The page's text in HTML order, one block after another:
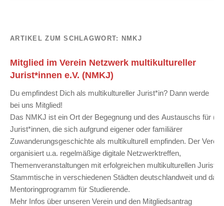
ARTIKEL ZUM SCHLAGWORT: NMKJ
Mitglied im Verein Netzwerk multikultureller
Jurist*innen e.V. (NMKJ)
Du empfindest Dich als multikultureller Jurist*in? Dann werde
bei uns Mitglied!
Das NMKJ ist ein Ort der Begegnung und des Austauschs für
Jurist*innen, die sich aufgrund eigener oder familiärer
Zuwanderungsgeschichte als multikulturell empfinden. Der Verein
organisiert u.a. regelmäßige digitale Netzwerktreffen,
Themenveranstaltungen mit erfolgreichen multikulturellen
Stammtische in verschiedenen Städten deutschlandweit und das
Mentoringprogramm für Studierende.
Mehr Infos über unseren Verein und den Mitgliedsantrag